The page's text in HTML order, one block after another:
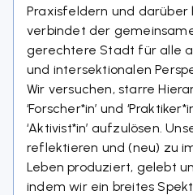
Praxisfeldern und darüber
verbindet der
gerechtere Stadt für alle
und intersektionalen
Wir versuchen, starre
‘Forscher*in’ und
‘Aktivist*in’ aufzulösen.
reflektieren und (neu) zu
Leben produziert, gelebt
indem wir ein breites